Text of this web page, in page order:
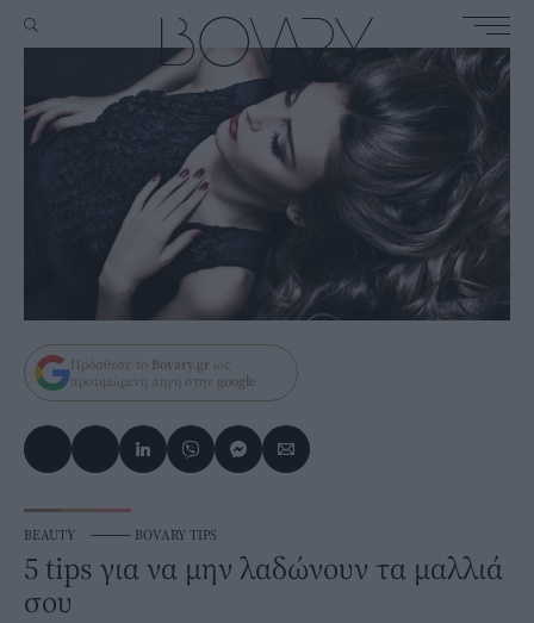
Πρόσθεσε το Bovary.gr ως
προτιμώμενη πηγή στην google
BEAUTY ⸻ BOVARY TIPS
5 tips για να μην λαδώνουν τα μαλλιά
σου